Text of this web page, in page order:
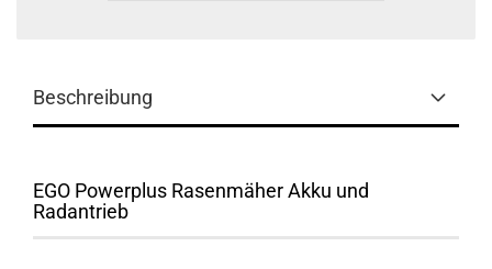
Beschreibung
EGO Powerplus Rasenmäher Akku und
Radantrieb